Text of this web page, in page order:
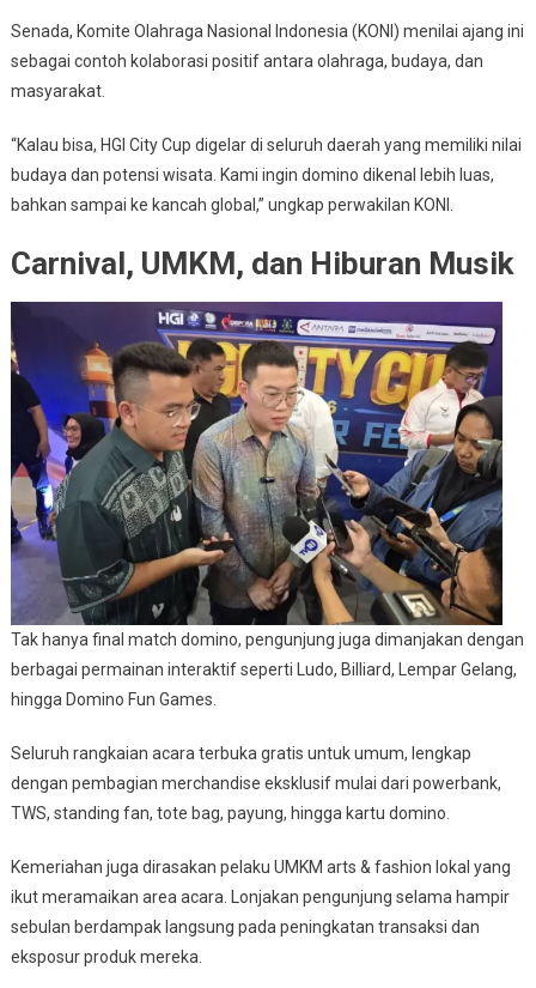
Senada, Komite Olahraga Nasional Indonesia (KONI) menilai ajang ini
sebagai contoh kolaborasi positif antara olahraga, budaya, dan
masyarakat.
“Kalau bisa, HGI City Cup digelar di seluruh daerah yang memiliki nilai
budaya dan potensi wisata. Kami ingin domino dikenal lebih luas,
bahkan sampai ke kancah global,” ungkap perwakilan KONI.
Carnival, UMKM, dan Hiburan Musik
Tak hanya final match domino, pengunjung juga dimanjakan dengan
berbagai permainan interaktif seperti Ludo, Billiard, Lempar Gelang,
hingga Domino Fun Games.
Seluruh rangkaian acara terbuka gratis untuk umum, lengkap
dengan pembagian merchandise eksklusif mulai dari powerbank,
TWS, standing fan, tote bag, payung, hingga kartu domino.
Kemeriahan juga dirasakan pelaku UMKM arts & fashion lokal yang
ikut meramaikan area acara. Lonjakan pengunjung selama hampir
sebulan berdampak langsung pada peningkatan transaksi dan
eksposur produk mereka.